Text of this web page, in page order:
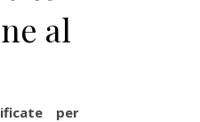
al
per